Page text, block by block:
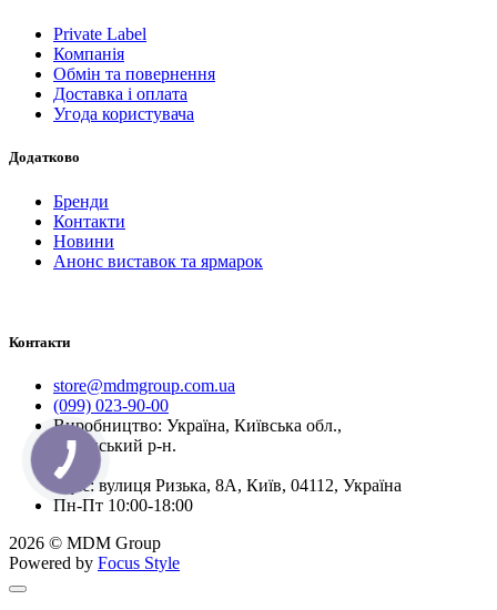
Private Label
Компанія
Обмін та повернення
Доставка і оплата
Угода користувача
Додатково
Бренди
Контакти
Новини
Анонс виставок та ярмарок
Контакти
store@mdmgroup.com.ua
(099) 023-90-00
Виробництво: Україна, Київська обл.,
Бучанський р-н.
Офіс: вулиця Ризька, 8А, Київ, 04112, Україна
Пн-Пт 10:00-18:00
2026 © MDM Group
Powered by Focus Style